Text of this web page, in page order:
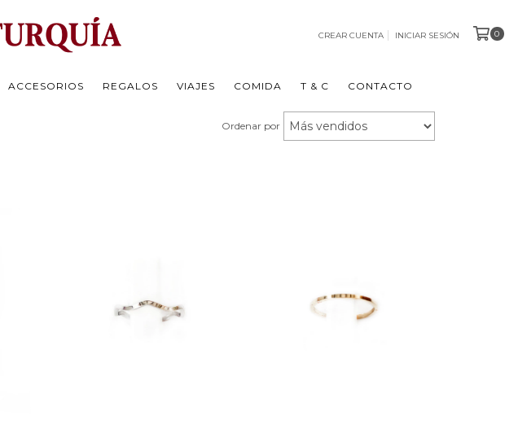
CREAR CUENTA INICIAR SESIÓN 0
ACCESORIOS REGALOS VIAJES COMIDA T & C CONTACTO
Ordenar por